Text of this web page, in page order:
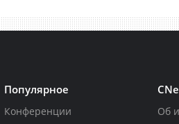
Популярное
Конференции
Об